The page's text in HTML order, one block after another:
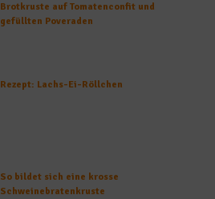
Brotkruste auf Tomatenconfit und
gefüllten Poveraden
Rezept: Lachs-Ei-Röllchen
So bildet sich eine krosse
Schweinebratenkruste